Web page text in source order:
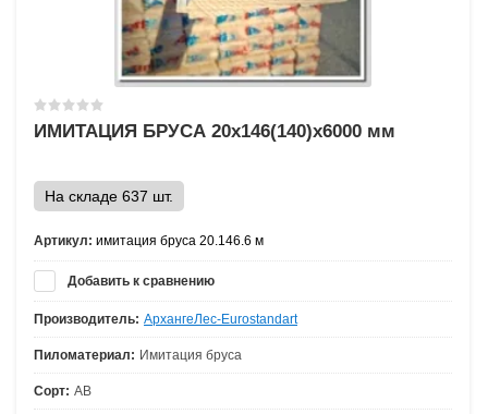
ИМИТАЦИЯ БРУСА 20х146(140)х6000 мм
На складе 637 шт.
Артикул: имитация бруса 20.146.6 м
Добавить к сравнению
Производитель: АрхангеЛес-Eurostandart
Пиломатериал: Имитация бруса
Сорт: АВ